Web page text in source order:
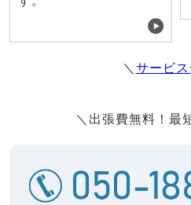
＼ サービス
＼出張費無料！最